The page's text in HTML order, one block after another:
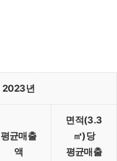
2023년
평균매출
액
면적(3.3
㎡)당
평균매출